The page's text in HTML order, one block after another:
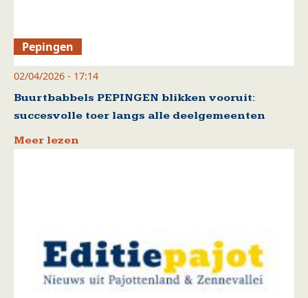
Pepingen
02/04/2026 - 17:14
Buurtbabbels PEPINGEN blikken vooruit:
succesvolle toer langs alle deelgemeenten
Meer lezen